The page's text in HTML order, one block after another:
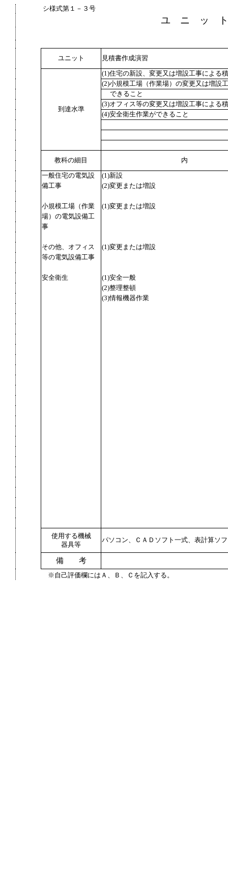
シ様式第１－３号
ユ ニ ッ
ユニット 見積書作成演習
到達水準
(1)住宅の新設、変更又は増設工事による
(2)小規模工場（作業場）の変更又は増設
できること
(3)オフィス等の変更又は増設工事による
(4)安全衛生作業ができること
教科の細目 内
一般住宅の電気設
(1)新設
備工事
(2)変更または増設
小規模工場（作業
(1)変更または増設
場）の電気設備工
事
その他、オフィス
(1)変更または増設
等の電気設備工事
安全衛生
(1)安全一般
(2)整理整頓
(3)情報機器作業
使用する機械
器具等
パソコン、ＣＡＤソフト一式、表計算ソ
備 考
※自己評価欄にはＡ、Ｂ、Ｃを記入する。